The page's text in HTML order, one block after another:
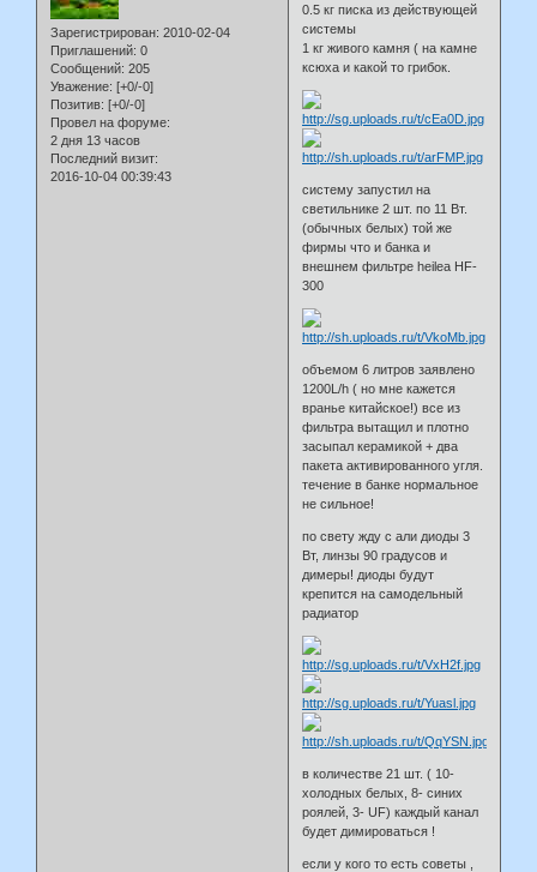
Зарегистрирован: 2010-02-04
Приглашений: 0
Сообщений: 205
Уважение: [+0/-0]
Позитив: [+0/-0]
Провел на форуме:
2 дня 13 часов
Последний визит:
2016-10-04 00:39:43
0.5 кг писка из действующей
системы
1 кг живого камня ( на камне
ксюха и какой то грибок.
систему запустил на
светильнике 2 шт. по 11 Вт.
(обычных белых) той же
фирмы что и банка и
внешнем фильтре heilea HF-
300
объемом 6 литров заявлено
1200L/h ( но мне кажется
вранье китайское!) все из
фильтра вытащил и плотно
засыпал керамикой + два
пакета активированного угля.
течение в банке нормальное
не сильное!
по свету жду с али диоды 3
Вт, линзы 90 градусов и
димеры! диоды будут
крепится на самодельный
радиатор
в количестве 21 шт. ( 10-
холодных белых, 8- синих
роялей, 3- UF) каждый канал
будет димироваться !
если у кого то есть советы ,